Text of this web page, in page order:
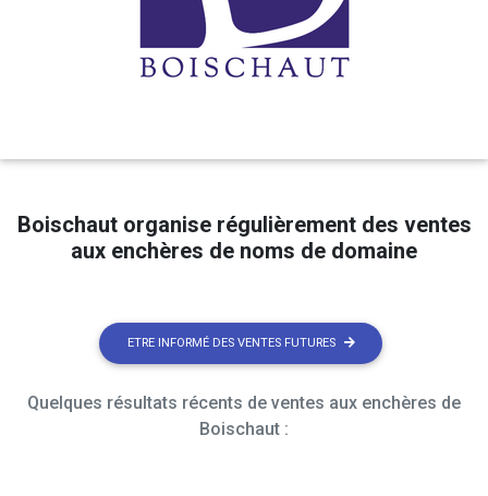
Boischaut organise régulièrement des ventes
aux enchères de noms de domaine
ETRE INFORMÉ DES VENTES FUTURES
Quelques résultats récents de ventes aux enchères de
Boischaut :